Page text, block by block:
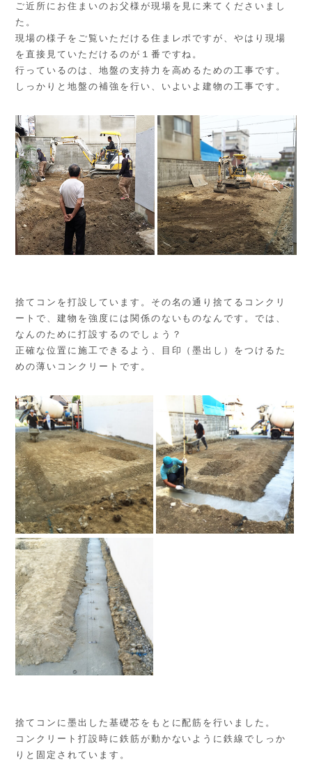
ご近所にお住まいのお父様が現場を見に来てくださいまし
た。
現場の様子をご覧いただける住まレポですが、やはり現場
を直接見ていただけるのが１番ですね。
行っているのは、地盤の支持力を高めるための工事です。
しっかりと地盤の補強を行い、いよいよ建物の工事です。
捨てコンを打設しています。その名の通り捨てるコンクリ
ートで、建物を強度には関係のないものなんです。では、
なんのために打設するのでしょう？
正確な位置に施工できるよう、目印（墨出し）をつけるた
めの薄いコンクリートです。
捨てコンに墨出した基礎芯をもとに配筋を行いました。
コンクリート打設時に鉄筋が動かないように鉄線でしっか
りと固定されています。